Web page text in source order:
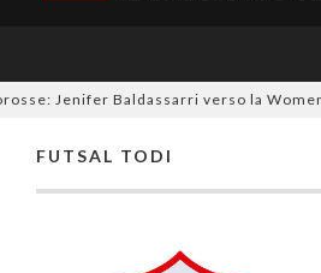
Jenifer Baldassarri verso la Women
FUTSAL TODI